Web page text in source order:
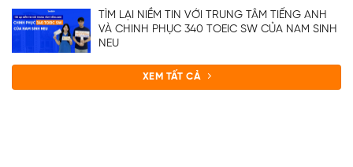
TÌM LẠI NIỀM TIN VỚI TRUNG TÂM TIẾNG ANH
VÀ CHINH PHỤC 340 TOEIC SW CỦA NAM SINH
NEU
XEM TẤT CẢ